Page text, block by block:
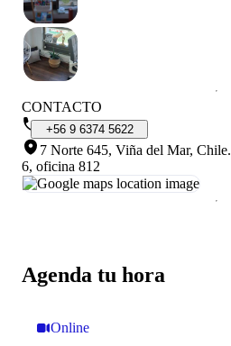
Agenda tu hora
Online
CONTACTO
+56 9 6374 5622
7 Norte 645, Viña del Mar, Chile.
6, oficina 812